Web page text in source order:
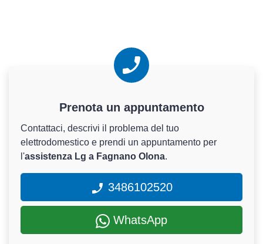
Prenota un appuntamento
Contattaci, descrivi il problema del tuo
elettrodomestico e prendi un appuntamento per
l'assistenza Lg a Fagnano Olona.
3486102520
WhatsApp